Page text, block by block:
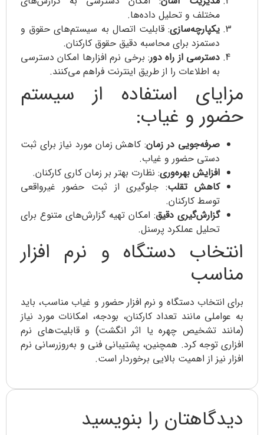
مختلف و تحلیل داده‌ها.
یکپارچه‌سازی: قابلیت اتصال به سیستم‌های حقوق و
دستمزد برای محاسبه دقیق حقوق کارکنان.
دسترسی از راه دور: برخی نرم افزارها امکان دسترسی
به اطلاعات را از طریق اینترنت فراهم می‌کنند.
مزایای استفاده از سیستم
حضور و غیاب:
صرفه‌جویی در زمان: کاهش زمان مورد نیاز برای ثبت
دستی حضور و غیاب.
افزایش بهره‌وری: نظارت بهتر بر زمان کاری کارکنان.
کاهش تقلب: جلوگیری از ثبت حضور غیرواقعی
توسط کارکنان.
گزارش‌گیری دقیق: امکان تهیه گزارش‌های متنوع برای
تحلیل عملکرد پرسنل.
انتخاب دستگاه و نرم افزار
مناسب
برای انتخاب دستگاه و نرم افزار حضور و غیاب مناسب، باید
به عواملی مانند تعداد کارکنان، بودجه، امکانات مورد نیاز
(مانند تشخیص چهره یا اثر انگشت) و قابلیت‌های نرم
افزاری توجه کرد. همچنین، پشتیبانی فنی و به‌روزرسانی نرم
افزار نیز از اهمیت بالایی برخوردار است.
دیدگاهتان را بنویسید